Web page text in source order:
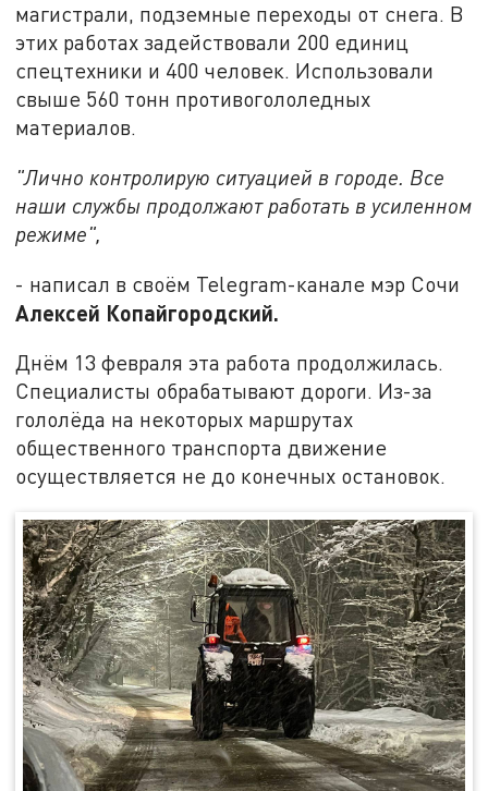
магистрали, подземные переходы от снега. В
этих работах задействовали 200 единиц
спецтехники и 400 человек. Использовали
свыше 560 тонн противогололедных
материалов.
"Лично контролирую ситуацией в городе. Все
наши службы продолжают работать в усиленном
режиме",
- написал в своём Telegram-канале мэр Сочи
Алексей Копайгородский.
Днём 13 февраля эта работа продолжилась.
Специалисты обрабатывают дороги. Из-за
гололёда на некоторых маршрутах
общественного транспорта движение
осуществляется не до конечных остановок.